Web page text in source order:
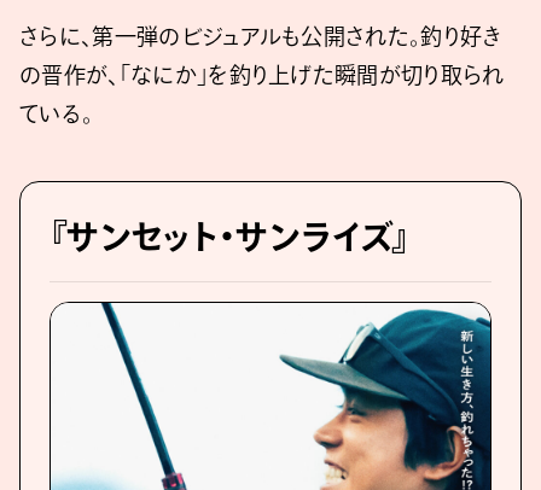
さらに、第⼀弾のビジュアルも公開された。釣り好き
の晋作が、「なにか」を釣り上げた瞬間が切り取られ
ている。
『サンセット・サンライズ』